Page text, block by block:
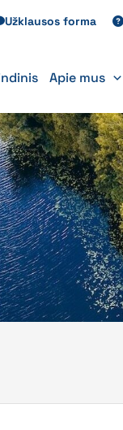
Užklausos forma
Apie mus